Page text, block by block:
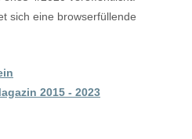
sich eine browserfüllende
2015 - 2023